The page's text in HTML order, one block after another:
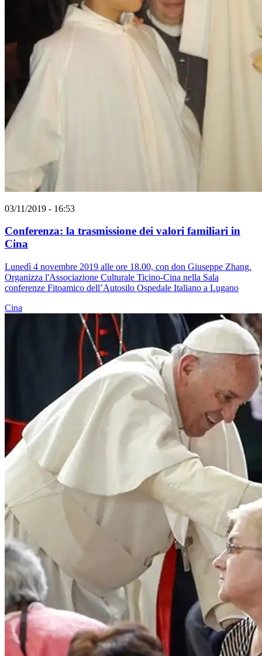
03/11/2019 - 16:53
Conferenza: la trasmissione dei valori familiari in
Cina
Lunedì 4 novembre 2019 alle ore 18.00, con don Giuseppe Zhang.
Organizza l'Associazione Culturale Ticino-Cina nella Sala
conferenze Fitoamico dell’Autosilo Ospedale Italiano a Lugano
Cina